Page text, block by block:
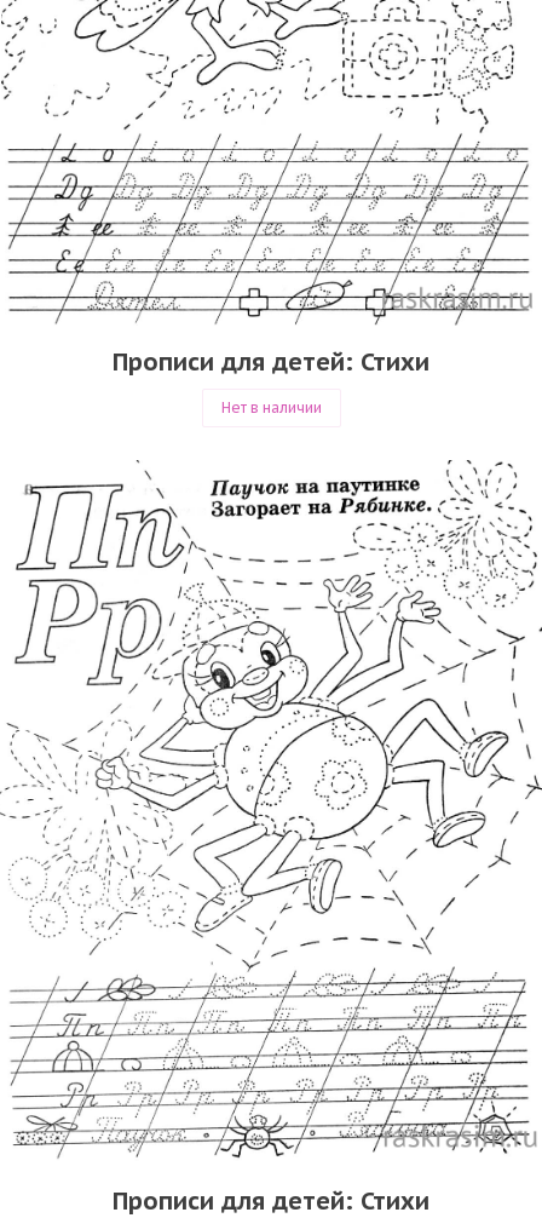
Прописи для детей: Стихи
Нет в наличии
Прописи для детей: Стихи